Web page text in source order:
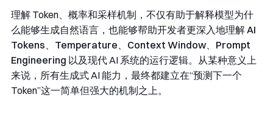
理解 Token、概率和采样机制，不仅有助于解释模型为什
么能够生成自然语言，也能够帮助开发者更深入地理解 ​AI
Tokens
Temperature Context Window
Prompt
Engineering 以及现代 AI 系统的运行逻辑。从某种意义上
来说，所有生成式 AI 能力，最终都建立在“预测下一个
Token”这一简单但强大的机制之上。